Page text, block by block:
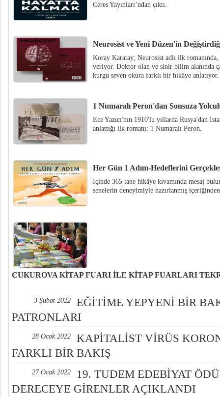
Ceres Yayınları’ndan çıktı.
Neurosist ve Yeni Düzen'in
Koray Karatay; Neurosist adlı ilk
veriyor. Doktor olan ve sinir bilim alanında
kurgu seven okura farklı bir hikâye anlatıyor.
1 Numaralı Peron'dan Sonsuza
Ece Yazıcı'nın 1910'lu yıllarda Rusya'dan
anlattığı ilk romanı: 1 Numaralı Peron.
Her Gün 1 Adım-Hedeflerini
İçinde 365 tane hikâye kıvamında mesaj
senelerin deneyimiyle hazırlanmış
ÇUKUROVA KİTAP FUARI İLE KİTAP FUARLARI
Çukurova 14. Kitap Fuarı, 19-27 Şubat 2022 tarihleri arasında Tüyap
ve Kongre Merkezi’nde kapılarını açmak için gün sayıyor.
3 Şubat 2022
EĞİTİME YEPYENİ BİR
PATRONLARI
28 Ocak 2022
KAPİTALİST VİRÜS
FARKLI BİR BAKIŞ
27 Ocak 2022
19. TUDEM EDEBİYAT
DERECEYE GİRENLER AÇIKLANDI